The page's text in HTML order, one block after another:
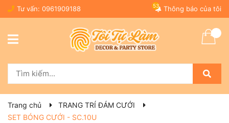
Tư vấn: 0961909188 Thông báo của tôi
53
Trang chủ
TRANG TRÍ ĐÁM CƯỚI
SET BÓNG CƯỚI - SC.10U